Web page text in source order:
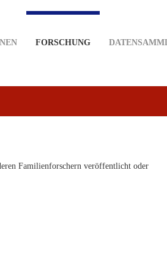
FORSCHUNG
Familienforschern veröffentlicht oder